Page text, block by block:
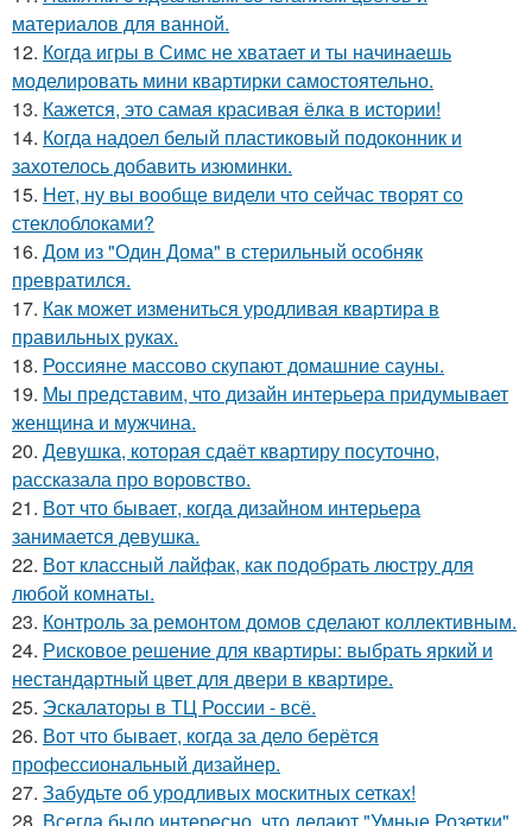
материалов для ванной.
12. Когда игры в Симс не хватает и ты начинаешь
моделировать мини квартирки самостоятельно.
13. Кажется, это самая красивая ёлка в истории!
14. Когда надоел белый пластиковый подоконник и
захотелось добавить изюминки.
15. Нет, ну вы вообще видели что сейчас творят со
стеклоблоками?
16. Дом из "Один Дома" в стерильный особняк
превратился.
17. Как может измениться уродливая квартира в
правильных руках.
18. Россияне массово скупают домашние сауны.
19. Мы представим, что дизайн интерьера придумывает
женщина и мужчина.
20. Девушка, которая сдаёт квартиру посуточно,
рассказала про воровство.
21. Вот что бывает, когда дизайном интерьера
занимается девушка.
22. Вот классный лайфак, как подобрать люстру для
любой комнаты.
23. Контроль за ремонтом домов сделают коллективным.
24. Рисковое решение для квартиры: выбрать яркий и
нестандартный цвет для двери в квартире.
25. Эскалаторы в ТЦ России - всё.
26. Вот что бывает, когда за дело берётся
профессиональный дизайнер.
27. Забудьте об уродливых москитных сетках!